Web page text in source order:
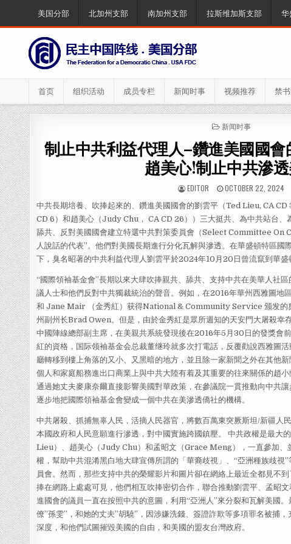
content
美国分部 北加州支部 南加州支部 拉斯维加斯支部 华
首页 组织活动 成员专栏 新闻时事 视频推荐 禁
POSTED
新闻时事
制止中共利益代理人–鑽進美國國會
趙美心!制止中共滲
AUTHOR:
EDITOR
PUBLISHED
OCTOBER 22, 2024
中共長期培養、吹捧起來的、鑽進美國國會的劉雲平（Ted Lieu, CA
CD 6）和趙美心（Judy Chu， CA CD 26））三大挺共、為中共站台、
舔共、反對美國國會建立特選中共對策委員會（Select Committee On
人說話的代表”。他們對美國長期進行分化瓦解與滲透。在華盛頓特區
下，臭名昭著的中共利益代理人劉雲平於2024年10月20日曾流竄到華盛
“國際領袖基金會”長期以來大肆吹捧親共、舔共、支持中共在美華人社
議人士和他們反對中共獨裁統治的聲音。例如，在2016年華州西雅圖
和 Jane Mair （金秀紅）获得National & Community Service 颁发的
州副州长Brad Owen。但是，由於金秀紅是眾所週知的天安門大屠殺幸
中國陣線總部副主席，在美親共系統發現後在2016年5月30日的發獎會
紅的資格，国际领袖基金会总裁董继玲就多次打電話，反覆勸說西雅圖
廳轉移到樓上角落的又小、又黑暗的地方，並且除一家新聞之外在其他
個人和家庭船務進出口商業上與中共大陸有着及其重要的往來關係的趙
通過她丈夫麥康奈爾直接影響美國對華政策，在參議院一貫推動向中共
逐步地把國際領袖基金會變成一個中共在美滲透僑社的機構。
中共屠殺、抓捕無辜人民，活摘人民器官，將數百萬東突厥斯坦/新疆人
本國政府和人民意願進行滲透，對中國實施跨國鎮壓。 中共政權是最大
Lieu）、趙美心（Judy Chu）和孟昭文（Grace Meng），一直參加、
權，幫助中共混淆黑白地大肆宣傳所謂的「華裔歧視」、“亞洲種族歧視
員會。然而，那些支持中共的榮耀影片和圖片卻在網絡上最近全都見不
捧在網路上處處可見，他們相互吹捧密切合作，聯合推動劉雲平、孟昭
進國會的議員一直在按照中共的意圖，利用“亞洲人”來分裂和瓦解美國
僚”孫雯”，和她的丈夫”胡驍”，因涉嫌洗錢、簽證詐欺等多項罪名被捕
深度，和他們試圖摧毀美國的自由，和美國的盟友台灣政府。